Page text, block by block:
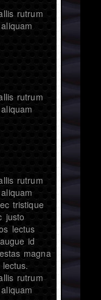
rutrum
rutrum
rutrum
tristique
justo
lectus
id
magna
rutrum